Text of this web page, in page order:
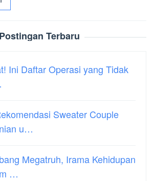
Postingan Terbaru
Ini Daftar Operasi yang Tidak
Sweater Couple
u…
Megatruh, Irama Kehidupan
…